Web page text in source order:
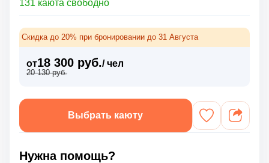
131 каюта свободно
Скидка до 20% при бронировании до 31 Августа
от18 300 руб./ чел
20 130 руб.
Выбрать каюту
Нужна помощь?